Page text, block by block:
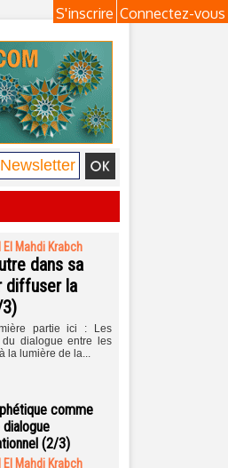
Connectez-vous
S'inscrire
Mahdi Krabch
dans sa
diffuser la
partie ici : Les
du dialogue entre les
la lumière de la...
comme
(2/3)
Mahdi Krabch